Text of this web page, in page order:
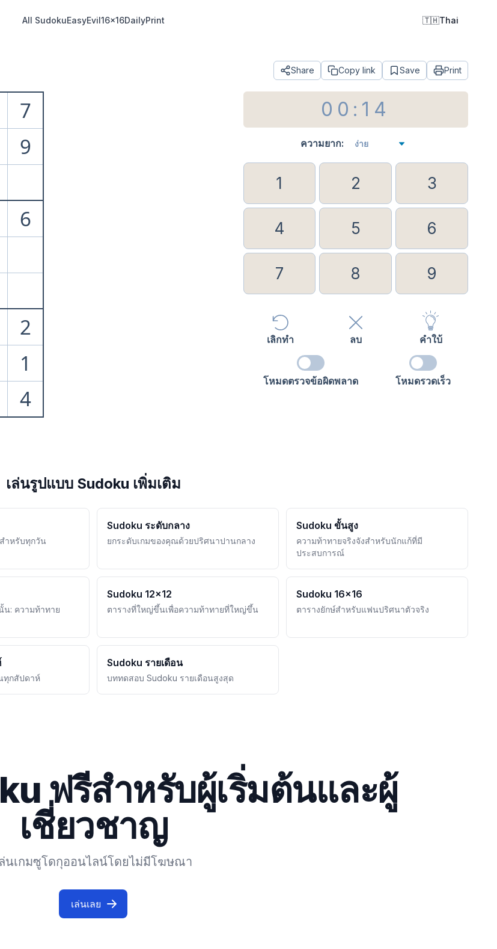
All SudokuEasyEvil16x16DailyPrint 🇹🇭Thai
Share Copy link Save Print
7
9
6
2
1
4
ความยาก:
00:14
1 2 3
4 5 6
7 8 9
เลิกทำ ลบ คำใบ้
โหมดตรวจข้อผิดพลาด โหมดรวดเร็ว
เล่นรูปแบบ Sudoku เพิ่มเติม
ำหรับทุกวัน
Sudoku ระดับกลาง
ยกระดับเกมของคุณด้วยปริศนาปานกลาง
Sudoku ขั้นสูง
ความท้าทายจริงจังสำหรับนักแก้ที่มี
ประสบการณ์
น: ความท้าทาย
Sudoku 12x12
ตารางที่ใหญ่ขึ้นเพื่อความท้าทายที่ใหญ่ขึ้น
Sudoku 16x16
ตารางยักษ์สำหรับแฟนปริศนาตัวจริง
ทุกสัปดาห์
Sudoku รายเดือน
บททดสอบ Sudoku รายเดือนสูงสุด
ฟรีสำหรับผู้เริ่มต้นและผู้
เชี่ยวชาญ
นเกมซูโดกุออนไลน์โดยไม่มีโฆษณา
เล่นเลย